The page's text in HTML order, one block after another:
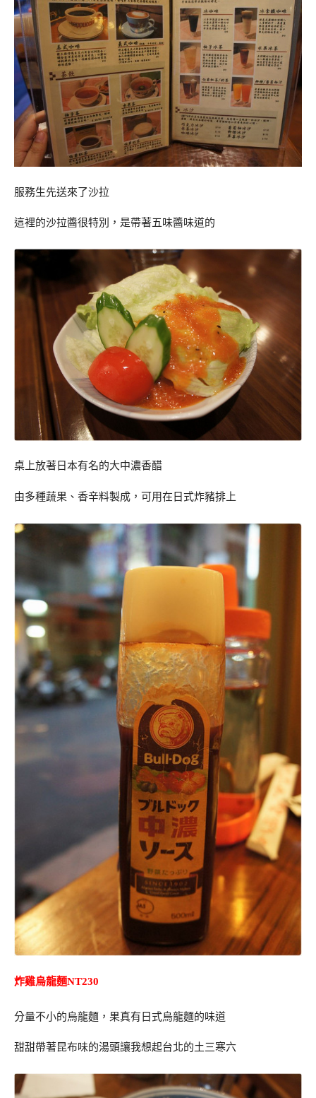
服務生先送來了沙拉
這裡的沙拉醬很特別，是帶著五味醬味道的
桌上放著日本有名的大中濃香醋
由多種蔬果、香辛料製成，可用在日式炸豬排上
炸雞烏龍麵NT230
分量不小的烏龍麵，果真有日式烏龍麵的味道
甜甜帶著昆布味的湯頭讓我想起台北的土三寒六